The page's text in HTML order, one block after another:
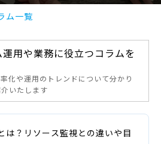
ム一覧
用や業務に役立つコラムを
化や運用のトレンドについて分かり
いたします
は？リソース監視との違いや目